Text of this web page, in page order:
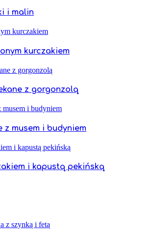
i malin
kurczakiem
z gorgonzolą
z musem i budyniem
i kapustą pekińską